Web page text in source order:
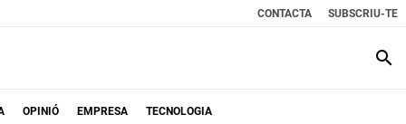
CONTACTA SUBSCRIU-TE
search
OPINIÓ EMPRESA TECNOLOGIA